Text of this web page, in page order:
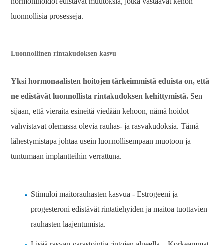
luonnollisia prosesseja.
Luonnollinen rintakudoksen kasvu
Yksi hormonaalisten hoitojen tärkeimmistä eduista on, että
ne edistävät luonnollista rintakudoksen kehittymistä. Sen
sijaan, että vieraita esineitä viedään kehoon, nämä hoidot
vahvistavat olemassa olevia rauhas- ja rasvakudoksia. Tämä
lähestymistapa johtaa usein luonnollisempaan muotoon ja
tuntumaan implantteihin verrattuna.
Stimuloi maitorauhasten kasvua - Estrogeeni ja
progesteroni edistävät rintatiehyiden ja maitoa tuottavien
rauhasten laajentumista.